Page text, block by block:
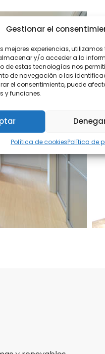
Gestionar el
mejores experiencias,
y/o acceder a la
de estas tecnologías nos
de navegación o las
el consentimiento, puede
y funciones.
Política de cookiesPolítica de